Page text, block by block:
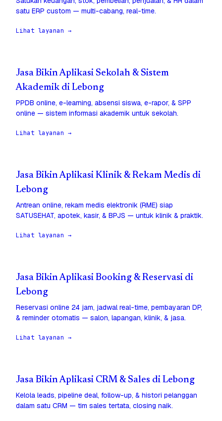
satu ERP custom — multi-cabang, real-time.
Lihat layanan →
Jasa Bikin Aplikasi Sekolah & Sistem
Akademik di Lebong
PPDB online, e-learning, absensi siswa, e-rapor, & SPP
online — sistem informasi akademik untuk sekolah.
Lihat layanan →
Jasa Bikin Aplikasi Klinik & Rekam Medis di
Lebong
Antrean online, rekam medis elektronik (RME) siap
SATUSEHAT, apotek, kasir, & BPJS — untuk klinik & praktik.
Lihat layanan →
Jasa Bikin Aplikasi Booking & Reservasi di
Lebong
Reservasi online 24 jam, jadwal real-time, pembayaran DP,
& reminder otomatis — salon, lapangan, klinik, & jasa.
Lihat layanan →
Jasa Bikin Aplikasi CRM & Sales di Lebong
Kelola leads, pipeline deal, follow-up, & histori pelanggan
dalam satu CRM — tim sales tertata, closing naik.